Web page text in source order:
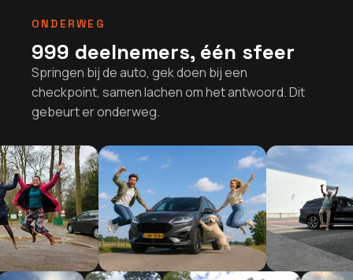
ONDERWEG
999 deelnemers, één sfeer
Springen bij de auto, gek doen bij een
checkpoint, samen lachen om het antwoord. Dit
gebeurt er onderweg.